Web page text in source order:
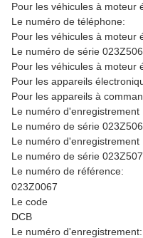
Pour les véhicules à moteur
Le numéro de téléphone:
Pour les véhicules à moteur
Le numéro de série
Pour les véhicules à moteur
Pour les appareils
Pour les appareils à
Le numéro d'enregistrement
Le numéro de série
Le numéro d'enregistrement
Le numéro de série
Le numéro de référence:
023Z0067
Le code
DCB
Le numéro d'enregistrement: